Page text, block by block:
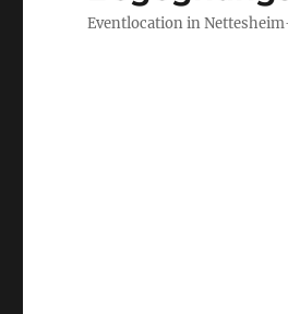
Eventlocation in